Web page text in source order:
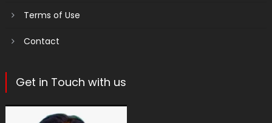
Terms of Use
Contact
Get in Touch with us